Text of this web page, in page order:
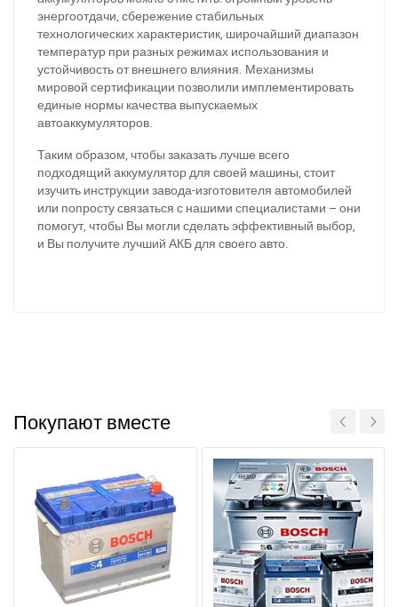
энергоотдачи, сбережение стабильных
технологических характеристик, широчайший диапазон
температур при разных режимах использования и
устойчивость от внешнего влияния. Механизмы
мировой сертификации позволили имплементировать
единые нормы качества выпускаемых
автоаккумуляторов.
Таким образом, чтобы заказать лучше всего
подходящий аккумулятор для своей машины, стоит
изучить инструкции завода-изготовителя автомобилей
или попросту связаться с нашими специалистами – они
помогут, чтобы Вы могли сделать эффективный выбор,
и Вы получите лучший АКБ для своего авто.
Покупают вместе
При отсутствии связи - пишите, звоните в Viber /